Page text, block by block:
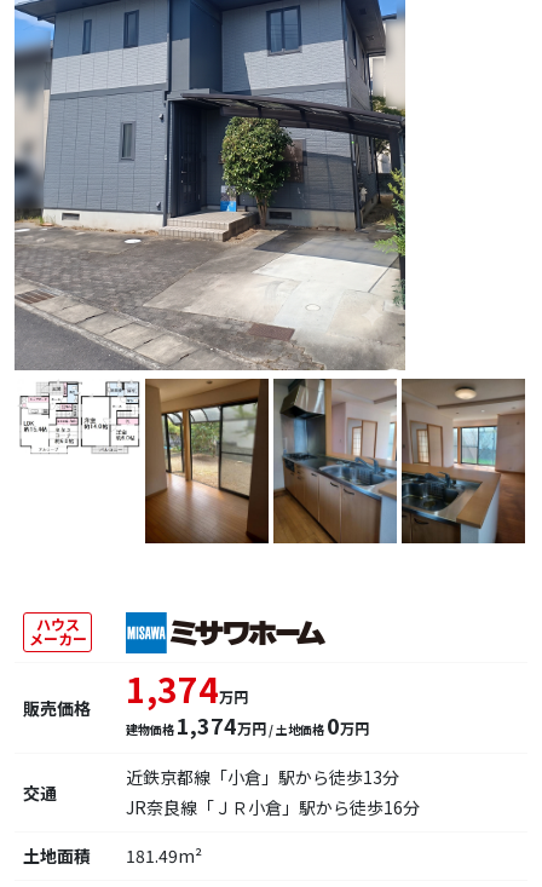
ハウス
メーカー
販売価格 1,374万円
建物価格 1,374万円/ 土地価格 0万円
交通
近鉄京都線「小倉」駅から徒歩13分
JR奈良線「ＪＲ小倉」駅から徒歩16分
土地面積
181.49m²